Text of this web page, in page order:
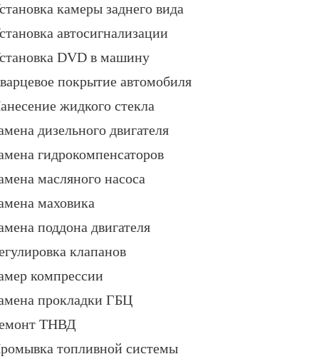
камеры заднего вида
автосигнализации
DVD в машину
покрытие автомобиля
жидкого стекла
дизельного двигателя
гидрокомпенсаторов
масляного насоса
маховика
поддона двигателя
клапанов
компрессии
прокладки ГБЦ
ТНВД
топливной системы